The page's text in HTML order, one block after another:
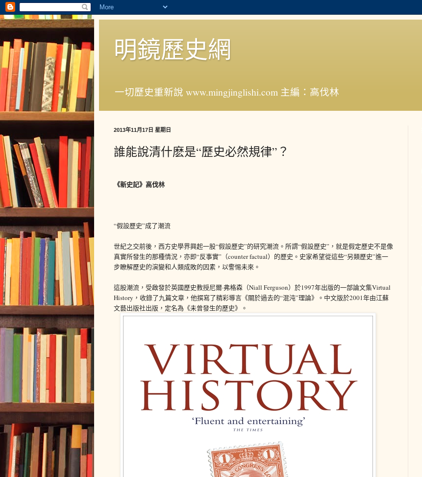
明鏡歷史網
一切歷史重新說 www.mingjinglishi.com 主編：高伐林
2013年11月17日 星期日
誰能說清什麽是“歷史必然規律”？
《新史記》高伐林
“假設歷史”成了潮流
世紀之交前後，西方史學界興起一股“假設歷史”的研究潮流。所謂“假設歷史”，就是假定歷史不是像
真實所發生的那種情況，亦即“反事實”（counter factual）的歷史。史家希望從這些“另類歷史”進一
步瞭解歷史的演變和人類成敗的因素，以警惕未來。
這股潮流，受啟發於英國歷史教授尼爾·弗格森（Niall Ferguson）於1997年出版的一部論文集Virtual
History，收錄了九篇文章，他撰寫了精彩導言《關於過去的“混沌”理論》。中文版於2001年由江蘇
文藝出版社出版，定名為《未曾發生的歷史》。